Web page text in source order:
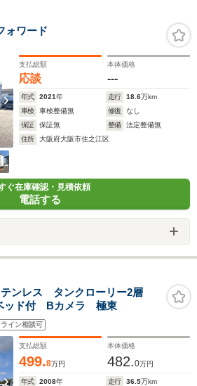
ワード
支払総額
応談
本体価格
---
年式 2021年 走行 18.6万km
車検
車検整備無 修復
なし
保証
保証無 整備
法定整備無
住所
大阪府大阪市住之江区
ぐ在庫確認・見積依頼
電話する
ンレス タンクローリー2層
ド付 Bカメラ 極東
ライン相談可
支払総額
499.8万円
本体価格
482.0万円
年式 2008年 走行 36.5万km